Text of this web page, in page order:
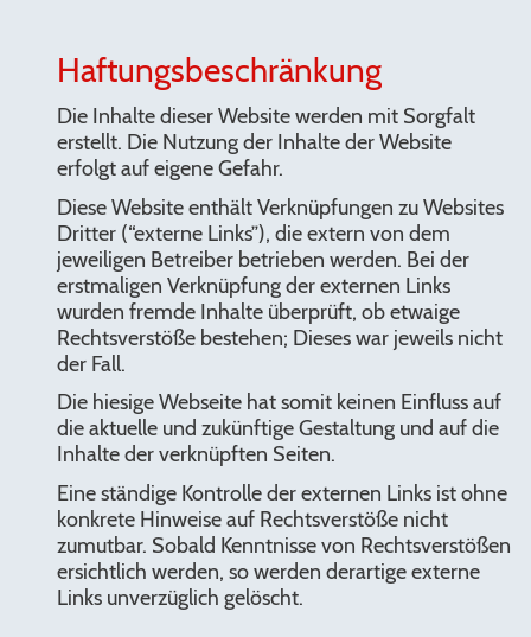
Haftungsbeschränkung
Die Inhalte dieser Website werden mit Sorgfalt
erstellt. Die Nutzung der Inhalte der Website
erfolgt auf eigene Gefahr.
Diese Website enthält Verknüpfungen zu Websites
Dritter (“externe Links”), die extern von dem
jeweiligen Betreiber betrieben werden. Bei der
erstmaligen Verknüpfung der externen Links
wurden fremde Inhalte überprüft, ob etwaige
Rechtsverstöße bestehen; Dieses war jeweils nicht
der Fall.
Die hiesige Webseite hat somit keinen Einfluss auf
die aktuelle und zukünftige Gestaltung und auf die
Inhalte der verknüpften Seiten.
Eine ständige Kontrolle der externen Links ist ohne
konkrete Hinweise auf Rechtsverstöße nicht
zumutbar. Sobald Kenntnisse von Rechtsverstößen
ersichtlich werden, so werden derartige externe
Links unverzüglich gelöscht.